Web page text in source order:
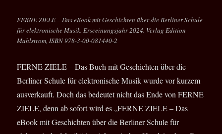
FERNE ZIELE – Das eBook mit Geschichten über die Berliner Schule
für elektronische Musik. Ersceinungsjahr 2024. Verlag Edition
Mahlstrom, ISBN 978-3-00-081440-2
FERNE ZIELE – Das Buch mit Geschichten über die
Berliner Schule für elektronische Musik wurde vor kurzem
ausverkauft. Doch das bedeutet nicht das Ende von FERNE
ZIELE, denn ab sofort wird es „FERNE ZIELE – Das
eBook mit Geschichten über die Berliner Schule für